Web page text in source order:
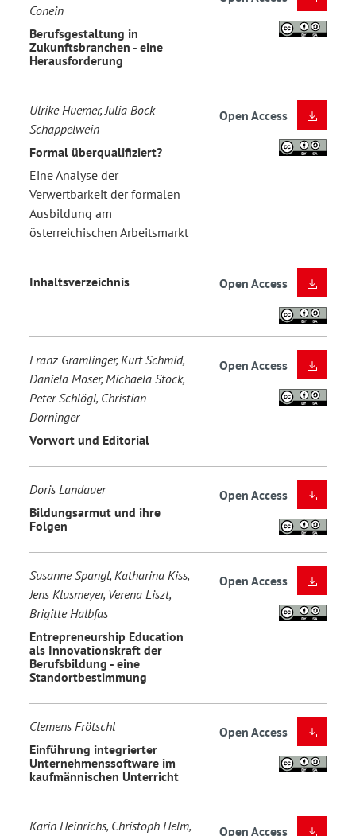
Conein
Berufsgestaltung in
Zukunftsbranchen - eine
Herausforderung
Ulrike Huemer, Julia Bock-
Schappelwein
Formal überqualifiziert?
Eine Analyse der
Verwertbarkeit der formalen
Ausbildung am
österreichischen Arbeitsmarkt
Open Access
Inhaltsverzeichnis Open Access
Franz Gramlinger, Kurt Schmid,
Daniela Moser, Michaela Stock,
Peter Schlögl, Christian
Dorninger
Vorwort und Editorial
Open Access
Doris Landauer
Bildungsarmut und ihre
Folgen
Open Access
Susanne Spangl, Katharina Kiss,
Jens Klusmeyer, Verena Liszt,
Brigitte Halbfas
Entrepreneurship Education
als Innovationskraft der
Berufsbildung - eine
Standortbestimmung
Open Access
Clemens Frötschl
Einführung integrierter
Unternehmenssoftware im
kaufmännischen Unterricht
Open Access
Karin Heinrichs, Christoph Helm,
Open Access